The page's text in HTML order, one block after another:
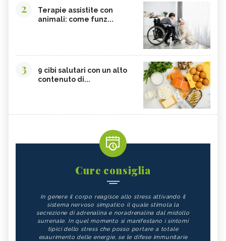
2
Terapie assistite con
animali: come funz...
3
9 cibi salutari con un alto
contenuto di...
Cure consiglia
In genere il corpo reagisce allo stress attivando il
sistema nervoso simpatico il quale stimola la
secrezione di adrenalina e noradrenalina dal midollo
surrenale. In quel momento si manifestano i sintomi
tipici dello stress che posso portare a totale
esaurimento delle energie, se le difese immunitarie